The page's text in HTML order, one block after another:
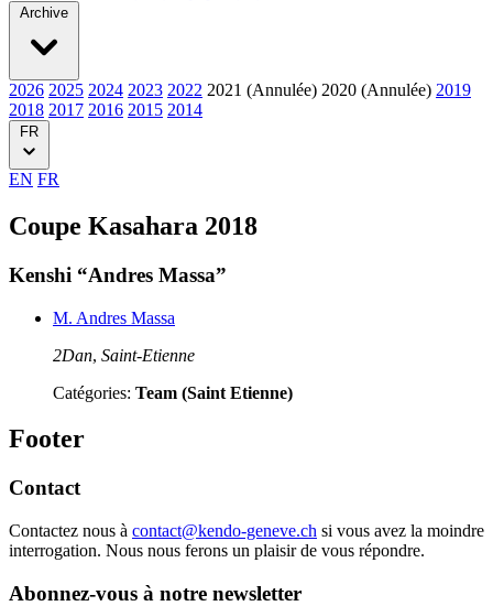
Archive
2026 2025 2024 2023 2022 2021 (Annulée) 2020 (Annulée) 2019
2018 2017 2016 2015 2014
FR
EN FR
Coupe Kasahara 2018
Kenshi “Andres Massa”
M. Andres Massa
2Dan, Saint-Etienne
Catégories: Team (Saint Etienne)
Footer
Contact
Contactez nous à contact@kendo-geneve.ch si vous avez la moindre
interrogation. Nous nous ferons un plaisir de vous répondre.
Abonnez-vous à notre newsletter